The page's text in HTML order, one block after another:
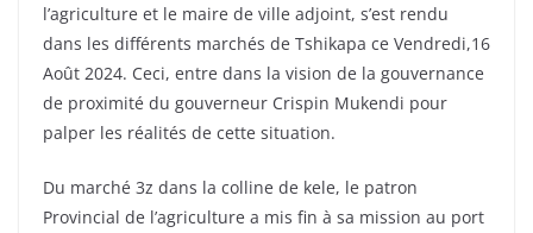
l’agriculture et le maire de ville adjoint, s’est rendu
dans les différents marchés de Tshikapa ce Vendredi,16
Août 2024. Ceci, entre dans la vision de la gouvernance
de proximité du gouverneur Crispin Mukendi pour
palper les réalités de cette situation.
Du marché 3z dans la colline de kele, le patron
Provincial de l’agriculture a mis fin à sa mission au port